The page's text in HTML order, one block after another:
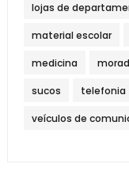
lojas de
material escolar
medicina
sucos telefonia
veículos de